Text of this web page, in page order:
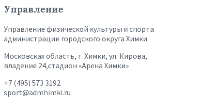
Управление
Управление физической культуры и спорта
администрации городского округа Химки.
Московская область, г. Химки, ул. Кирова,
владение 24,стадион «Арена Химки»
+7 (495) 573 3192
sport@admhimki.ru